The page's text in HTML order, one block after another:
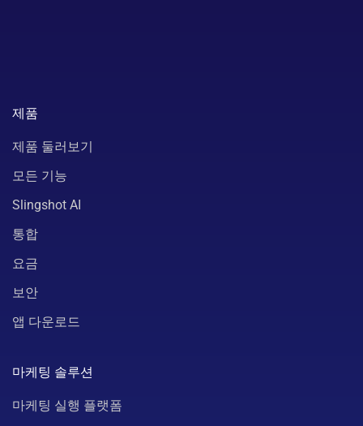
제품
제품 둘러보기
모든 기능
Slingshot AI
통합
요금
보안
앱 다운로드
마케팅 솔루션
마케팅 실행 플랫폼